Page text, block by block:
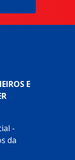
E
-
da